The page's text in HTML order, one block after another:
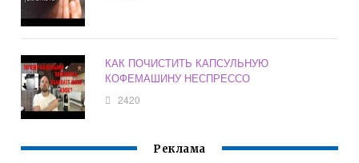
КАК ПОЧИСТИТЬ КАПСУЛЬНУЮ
КОФЕМАШИНУ НЕСПРЕССО
2420
Реклама